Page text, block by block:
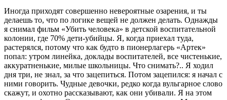
Иногда приходят совершенно невероятные озарения, и ты
делаешь то, что по логике вещей не должен делать. Однажды
я снимал фильм «Убить человека» в детской воспитательной
колонии, где 70% дети-убийцы. Я, когда приехал туда,
растерялся, потому что как будто в пионерлагерь «Артек»
попал: утром линейка, доклады воспитателей, все чистенькие,
аккуратненькие, милые школьницы. Что снимать?.. Я ходил
дня три, не знал, за что зацепиться. Потом зацепился: я начал с
ними говорить. Чудные девочки, редко когда вульгарное слово
скажут, и охотно рассказывают, как они убивали. Я на этом